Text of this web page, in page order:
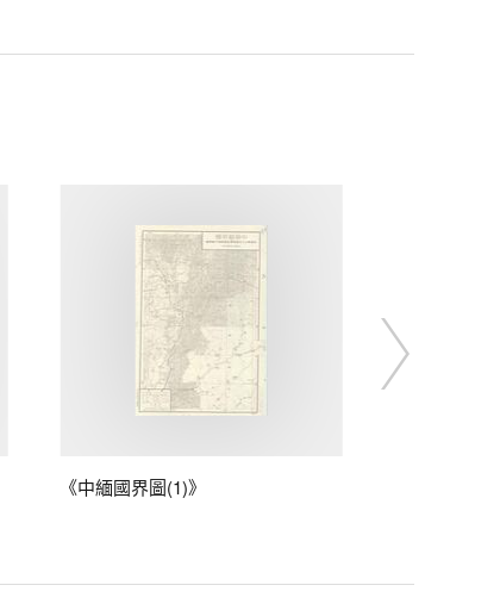
《中緬國界圖(1)》